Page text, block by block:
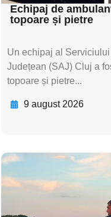
Echipaj de
topoare și pietre
Un echipaj al
Județean (SAJ) Cluj a
topoare și pietre...
9 august 2026
Adaugă